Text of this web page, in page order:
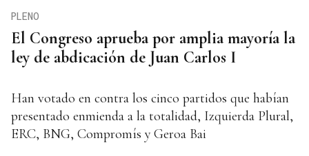
El Congreso aprueba por amplia mayoría la
ley de abdicación de Juan Carlos I
PLENO
Han votado en contra los cinco partidos que habían
presentado enmienda a la totalidad, Izquierda Plural,
ERC, BNG, Compromís y Geroa Bai